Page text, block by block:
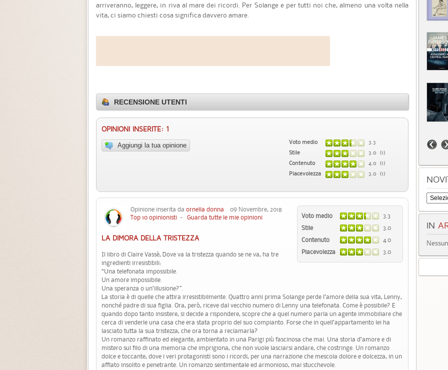
arriveranno, leggere, in riva al mare dei ricordi. Per Solange e per tutti noi che, almeno una volta nella
vita, ci siamo chiesti cosa significa davvero amare.
RECENSIONE UTENTI
OPINIONI INSERITE: 1
Aggiungi la tua opinione Voto medio
3.3
Stile
3.0 (1)
Contenuto
4.0 (1)
Piacevolezza
3.0 (1)
Voto medio
3.3
Stile
3.0
Contenuto
4.0
Piacevolezza
3.0
Opinione inserita da ornella donna 09 Novembre, 2018
Top 10 opinionisti - Guarda tutte le mie opinioni
LA DIMORA DELLA TRISTEZZA
Il libro di Claire Vassè, Dove va la tristezza quando se ne va, ha tre
ingredienti irresistibili:
“Una telefonata impossibile.
Un amore impossibile.
Una speranza o un’illusione?”.
La storia è di quelle che attira irresistibilmente. Quattro anni prima Solange perde l’amore della sua vita, Lenny,
nonché padre di sua figlia. Ora, però, riceve dal vecchio numero di Lenny una telefonata. Come è possibile? E
quando dopo tanto insistere, si decide a rispondere, scopre che a quel numero parla un agente immobiliare che
cerca di venderle una casa che era stata proprio del suo compianto. Forse che in quell’appartamento lei ha
lasciato tutta la sua tristezza, che ora torna a reclamarla?
Un romanzo raffinato ed elegante, ambientato in una Parigi più fascinosa che mai. Una storia d’amore e di
mistero sul filo di una memoria che imprigiona, che non vuole lasciarsi andare, che costringe. Un romanzo
dolce e toccante, dove i veri protagonisti sono i ricordi, per una narrazione che mescola dolore e dolcezza, in un
afflato insolito e penetrante. Un romanzo sentimentale ed armonioso, mai stucchevole.
IN